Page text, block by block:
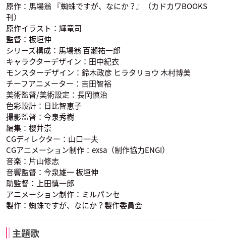
竹達彩奈
ソフィア・ケレン
逢坂良太
ラース
井上喜久子
天の声
フィリメス
声優：奥野香耶
ユーリ
声優：田中あいみ
ユリウス
ハイリンス・クォー
ト
声優：興津和幸
バルト・フィサロ
原作：馬場翁 『蜘蛛ですが、なにか？』（カドカワBOOKS
刊）
原作イラスト：輝竜司
監督：板垣伸
シリーズ構成：馬場翁 百瀬祐一郎
キャラクターデザイン：田中紀衣
モンスターデザイン：鈴木政彦 ヒラタリョウ 木村博美
チーフアニメーター：吉田智裕
美術監督/美術設定：長岡慎治
色彩設計：日比智恵子
撮影監督：今泉秀樹
編集：櫻井崇
CGディレクター：山口一夫
CGアニメーション制作：exsa（制作協力ENGI）
音楽：片山修志
音響監督：今泉雄一 板垣伸
助監督：上田慎一郎
アニメーション制作：ミルパンセ
製作：蜘蛛ですが、なにか？製作委員会
主題歌